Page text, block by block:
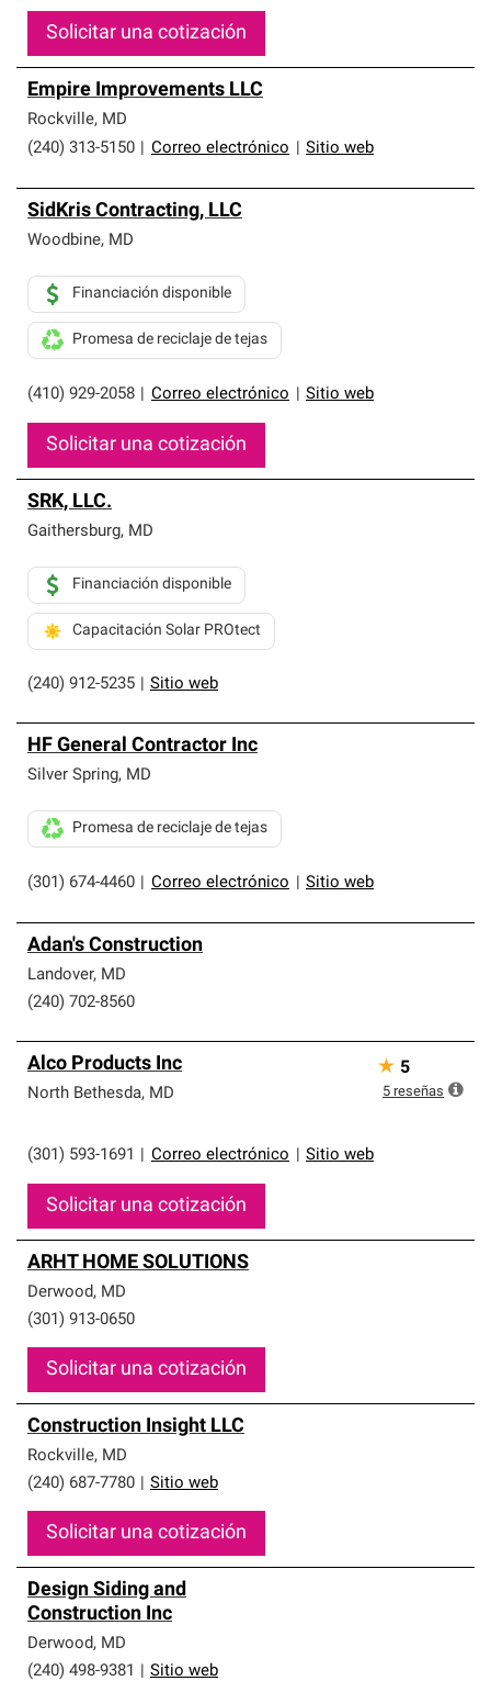
Solicitar una cotización
Empire Improvements LLC
Rockville, MD
(240) 313-5150
Correo electrónico Sitio web
SidKris Contracting, LLC
Woodbine, MD
(410) 929-2058 Correo electrónico Sitio web
Financiación disponible
Promesa de reciclaje de tejas
Solicitar una cotización
SRK, LLC.
Gaithersburg, MD
(240) 912-5235 Sitio web
Financiación disponible
Capacitación Solar PROtect
HF General Contractor Inc
Silver Spring, MD
(301) 674-4460 Correo electrónico Sitio web
Promesa de reciclaje de tejas
Adan's Construction
Landover, MD
(240) 702-8560
Alco Products Inc
North Bethesda, MD
(301) 593-1691 Correo electrónico Sitio web
Solicitar una cotización
★ 5
5 reseñas
ARHT HOME SOLUTIONS
Derwood, MD
(301) 913-0650
Solicitar una cotización
Construction Insight LLC
Rockville, MD
(240) 687-7780
Sitio web
Solicitar una cotización
Design Siding and
Construction Inc
Derwood, MD
(240) 498-9381
Sitio web